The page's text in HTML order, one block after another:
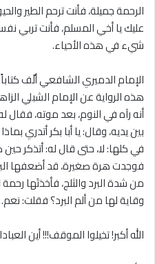
الرحمة جميلة، فأنت ترحم الطير
عليك يا أخي المسلم، فأنت تربي
شيء في هذه الأحياء.
الإمام الدميري الشافعي ألّف
هذه الرواية عن الإمام الشبلي
أنه رآه في النوم، بعد موته،
بين يديه، وقال: يا أبا بكر أتدري
في كلها: لا، حتى قال له: أتذكر
فوجدت هرة صغيرة، قد أضعفها
من شدة البرد والثلج، فأخذتَها
وقاية لها من ألم البرد؟ فقلت:
الله أكبر! تخيلوا الموقف!!! أين